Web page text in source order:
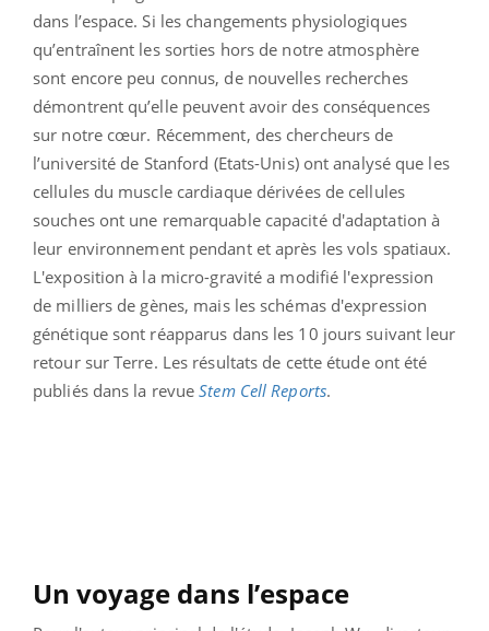
dans l’espace. Si les changements physiologiques
qu’entraînent les sorties hors de notre atmosphère
sont encore peu connus, de nouvelles recherches
démontrent qu’elle peuvent avoir des conséquences
sur notre cœur. Récemment, des chercheurs de
l’université de Stanford (Etats-Unis) ont analysé que les
cellules du muscle cardiaque dérivées de cellules
souches ont une remarquable capacité d'adaptation à
leur environnement pendant et après les vols spatiaux.
L'exposition à la micro-gravité a modifié l'expression
de milliers de gènes, mais les schémas d'expression
génétique sont réapparus dans les 10 jours suivant leur
retour sur Terre. Les résultats de cette étude ont été
publiés dans la revueStem Cell Reports.
Un voyage dans l’espace